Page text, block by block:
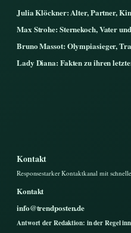
Julia Klöckner: Alter, Partner,
Max Strohe: Sternekoch, Vater
Bruno Massot: Olympiasieger,
Lady Diana: Fakten zu ihren
Kontakt
Responsestarker Kontaktkanal mit
Kontakt
info@trendposten.de
Antwort der Redaktion: in der Regel